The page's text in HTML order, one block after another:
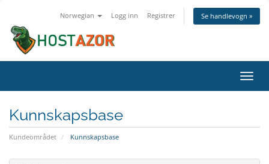
Norwegian Logg inn Registrer Se handlevogn »
Bytt
Kunnskapsbase
Kundeområdet Kunnskapsbase